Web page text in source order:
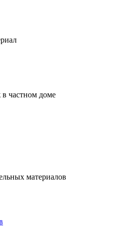
частном доме
материалов